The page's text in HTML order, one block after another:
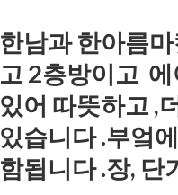
한남과 한아름
고 2층방이고
있어 따뜻하고 ,
있습니다 .부엌
함됩니다 .장,